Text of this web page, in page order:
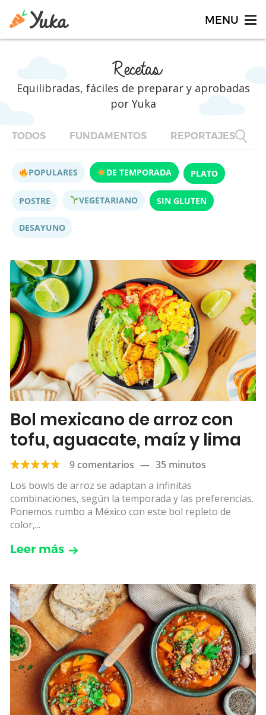
Recetas
Equilibradas, fáciles de preparar y aprobadas
por Yuka
TODOS FUNDAMENTOS REPORTAJES
POPULARES DE TEMPORADA PLATO
POSTRE VEGETARIANO SIN GLUTEN
DESAYUNO
Bol mexicano de arroz con
tofu, aguacate, maíz y lima
9 comentarios — 35 minutos
Los bowls de arroz se adaptan a infinitas
combinaciones, según la temporada y las preferencias.
Ponemos rumbo a México con este bol repleto de
color,...
Leer más